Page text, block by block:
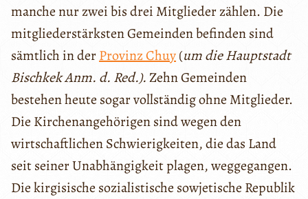
manche nur zwei bis drei Mitglieder zählen. Die
mitgliederstärksten Gemeinden befinden sind
sämtlich in derProvinz Chuy(um die Hauptstadt
Bischkek Anm. d. Red.).Zehn Gemeinden
bestehen heute sogar vollständig ohne Mitglieder.
Die Kirchenangehörigen sind wegen den
wirtschaftlichen Schwierigkeiten, die das Land
seit seiner Unabhängigkeit plagen, weggegangen.
Die kirgisische sozialistische sowjetische Republik